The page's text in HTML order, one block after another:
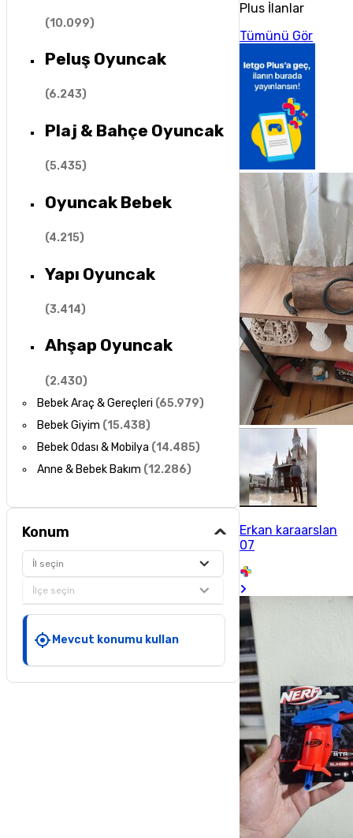
(10.099)
Peluş Oyuncak
(6.243)
Plaj & Bahçe Oyuncak
(5.435)
Oyuncak Bebek
(4.215)
Yapı Oyuncak
(3.414)
Ahşap Oyuncak
(2.430)
Bebek Araç & Gereçleri (65.979)
Bebek Giyim (15.438)
Bebek Odası & Mobilya (14.485)
Anne & Bebek Bakım (12.286)
Konum
İl seçin
İlçe seçin
Mevcut konumu kullan
Plus İlanlar
Tümünü Gör
Erkan karaarslan
07